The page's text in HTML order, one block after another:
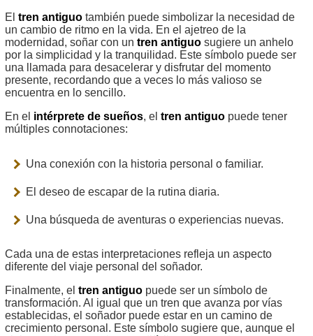
El tren antiguo también puede simbolizar la necesidad de
un cambio de ritmo en la vida. En el ajetreo de la
modernidad, soñar con un tren antiguo sugiere un anhelo
por la simplicidad y la tranquilidad. Este símbolo puede ser
una llamada para desacelerar y disfrutar del momento
presente, recordando que a veces lo más valioso se
encuentra en lo sencillo.
En el intérprete de sueños, el tren antiguo puede tener
múltiples connotaciones:
Una conexión con la historia personal o familiar.
El deseo de escapar de la rutina diaria.
Una búsqueda de aventuras o experiencias nuevas.
Cada una de estas interpretaciones refleja un aspecto
diferente del viaje personal del soñador.
Finalmente, el tren antiguo puede ser un símbolo de
transformación. Al igual que un tren que avanza por vías
establecidas, el soñador puede estar en un camino de
crecimiento personal. Este símbolo sugiere que, aunque el